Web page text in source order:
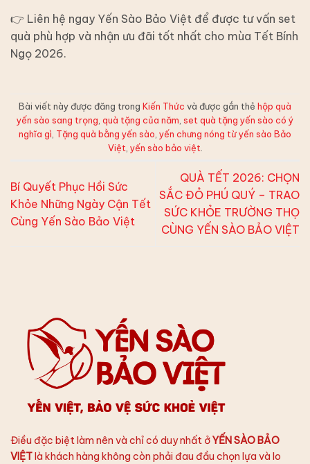
👉 Liên hệ ngay Yến Sào Bảo Việt để được tư vấn set
quà phù hợp và nhận ưu đãi tốt nhất cho mùa Tết Bính
Ngọ 2026.
Bài viết này được đăng trong Kiến Thức và được gắn thẻ hộp quà
yến sào sang trọng quà tặng của năm set quà tặng yến sào có ý
nghĩa gì Tặng quà bằng yến sào yến chưng nóng từ yến sào Bảo
Việt yến sào bảo việt
Bí Quyết Phục Hồi Sức
Khỏe Những Ngày Cận Tết
Cùng Yến Sào Bảo Việt
QUÀ TẾT 2026: CHỌN
SẮC ĐỎ PHÚ QUÝ – TRAO
SỨC KHỎE TRƯỜNG THỌ
CÙNG YẾN SÀO BẢO VIỆT
Điều đặc biệt làm nên và chỉ có duy nhất ởYẾN SÀO BẢO
VIỆTlà khách hàng không còn phải đau đầu chọn lựa và lo